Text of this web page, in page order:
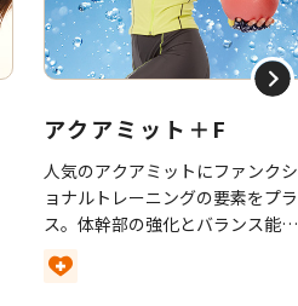
アクアミット＋F
人気のアクアミットにファンクシ
ョナルトレーニングの要素をプラ
ス。体幹部の強化とバランス能力
の向上も。